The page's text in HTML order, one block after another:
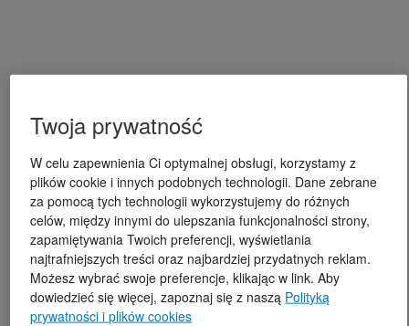
Twoja prywatność
W celu zapewnienia Ci optymalnej obsługi, korzystamy z
plików cookie i innych podobnych technologii. Dane zebrane
za pomocą tych technologii wykorzystujemy do różnych
celów, między innymi do ulepszania funkcjonalności strony,
zapamiętywania Twoich preferencji, wyświetlania
najtrafniejszych treści oraz najbardziej przydatnych reklam.
Możesz wybrać swoje preferencje, klikając w link. Aby
dowiedzieć się więcej, zapoznaj się z naszą Polityką
prywatności i plików cookies